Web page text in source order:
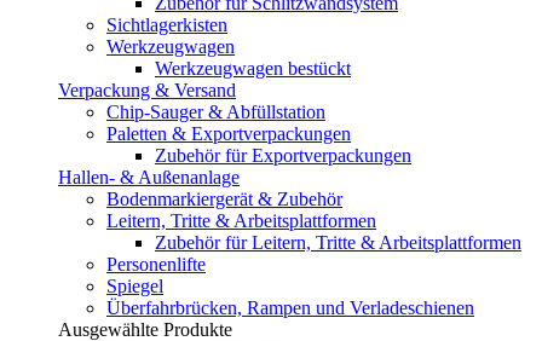
Sichtlagerkisten
Werkzeugwagen
Werkzeugwagen bestückt
Verpackung & Versand
Chip-Sauger & Abfüllstation
Paletten & Exportverpackungen
Zubehör für Exportverpackungen
Hallen- & Außenanlage
Bodenmarkiergerät & Zubehör
Leitern, Tritte & Arbeitsplattformen
Zubehör für Leitern, Tritte & Arbeitsplattformen
Personenlifte
Spiegel
Überfahrbrücken, Rampen und Verladeschienen
Ausgewählte Produkte